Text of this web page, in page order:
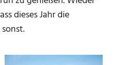
dieses Jahr die